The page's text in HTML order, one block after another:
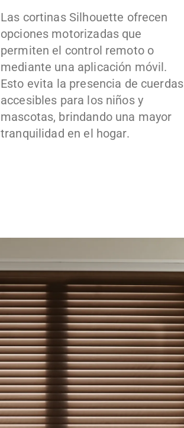
Las cortinas Silhouette ofrecen
opciones motorizadas que
permiten el control remoto o
mediante una aplicación móvil.
Esto evita la presencia de cuerdas
accesibles para los niños y
mascotas, brindando una mayor
tranquilidad en el hogar.